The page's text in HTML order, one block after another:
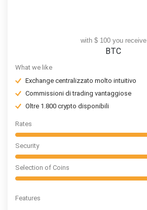
with $ 100 you receive
BTC
What we like
Exchange centralizzato molto intuitivo
Commissioni di trading vantaggiose
Oltre 1.800 crypto disponibili
Rates
Security
Selection of Coins
Features